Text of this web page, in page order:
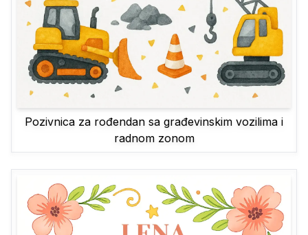
Pozivnica za rođendan sa građevinskim vozilima i
radnom zonom